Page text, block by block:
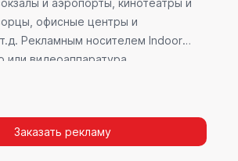
и аэропорты, кинотеатры и
офисные центры и
Рекламным носителем Indoor
или видеоаппаратура,
приносит такой вид рекламы в
поскольку воздействие на
выбора товара наиболее
Заказать рекламу